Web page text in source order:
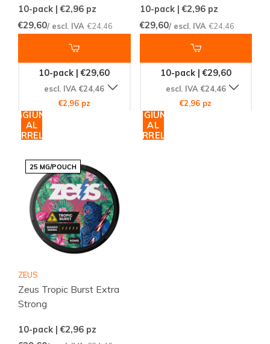
10-pack | €2,96 pz
€29,60/ escl. IVA €24,46
10-pack | €29,60
escl. IVA €24,46
€2,96 pz
AGGIUNGI
AL
CARRELLO
10-pack | €2,96pz
€29,60/ escl. IVA €24,46
10-pack | €29,60
escl. IVA €24,46
€2,96 pz
AGGIUNGI
AL
CARRELLO
25 MG/POUCH
ZEUS
Zeus Tropic Burst Extra
Strong
10-pack | €2,96 pz